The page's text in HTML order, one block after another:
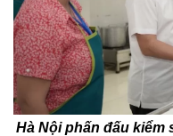
Hà Nội phấn đấu kiểm